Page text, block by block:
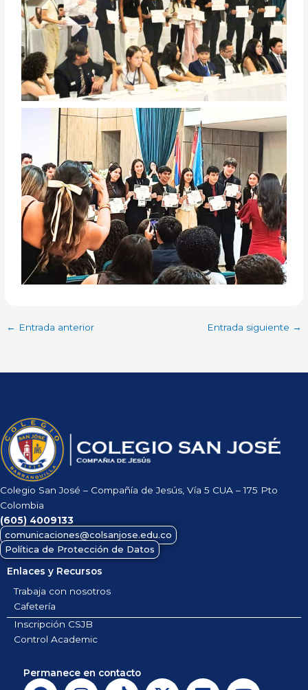
← Entrada anterior Entrada siguiente →
Colegio San José – Compañía de Jesús, Vía 5 CUA – 175 Pto
Colombia
(605) 4009133
comunicaciones@colsanjose.edu.co
Política de Protección de Datos
Enlaces y Recursos
Trabaja con nosotros
Cafetería
Inscripción CSJB
Control Academic
Permanece en contacto
F I T X L Y